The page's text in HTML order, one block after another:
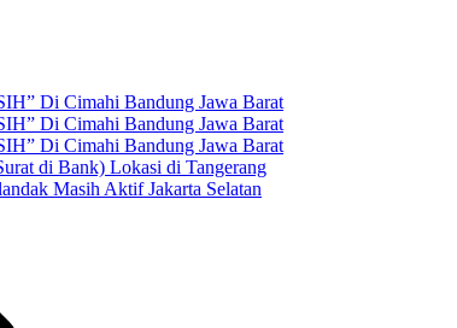
Di Cimahi Bandung Jawa Barat
Di Cimahi Bandung Jawa Barat
Di Cimahi Bandung Jawa Barat
di Bank) Lokasi di Tangerang
Masih Aktif Jakarta Selatan